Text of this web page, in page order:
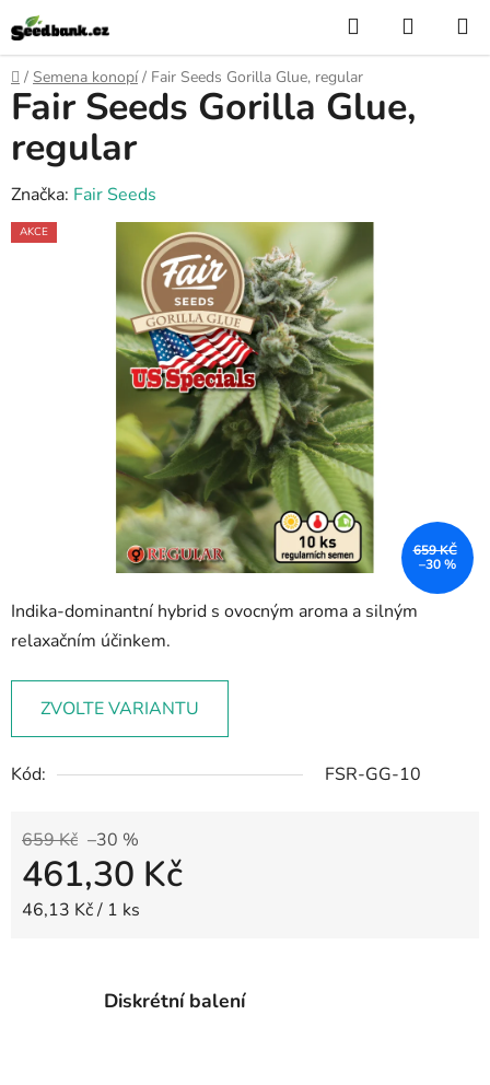
Přejít
na
obsah
Hledat
KOŠÍK
Domů
/ Semena konopí / Fair Seeds Gorilla Glue, regular
Indika-dominantní hybrid s ovocným aroma a silným
relaxačním účinkem.
ZVOLTE VARIANTU
Kód: FSR-GG-10
659 Kč –30 %
461,30 Kč
Měrná cena:
46,13 Kč / 1 ks
Fair Seeds Gorilla Glue,
regular
Značka: Fair Seeds
AKCE
659 KČ
–30 %
Diskrétní balení